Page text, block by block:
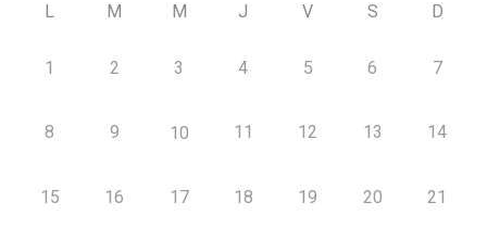
L M M J V S D
1 2 3 4 5 6 7
8 9 10 11 12 13 14
15 16 17 18 19 20 21